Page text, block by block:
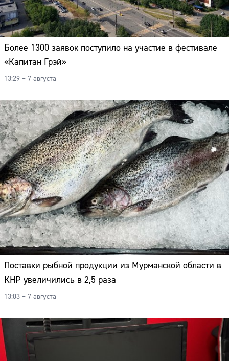
Более 1300 заявок поступило на участие в фестивале
«Капитан Грэй»
13:29 – 7 августа
Поставки рыбной продукции из Мурманской области в
КНР увеличились в 2,5 раза
13:03 – 7 августа